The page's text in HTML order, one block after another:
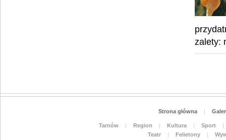
zalety:
Strona główna |
Tarnów | Region | Kultura | Sport
|
Teatr
| Felietony |